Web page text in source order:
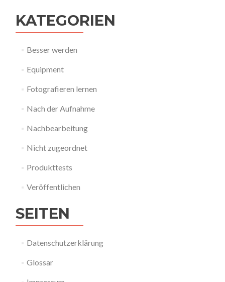
KATEGORIEN
Besser werden
Equipment
Fotografieren lernen
Nach der Aufnahme
Nachbearbeitung
Nicht zugeordnet
Produkttests
Veröffentlichen
SEITEN
Datenschutzerklärung
Glossar